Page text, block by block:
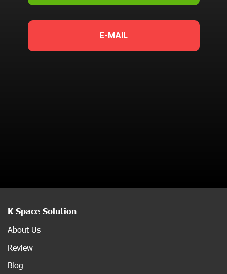
E-MAIL
K Space Solution
About Us
Review
Blog